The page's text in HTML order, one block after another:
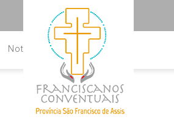
Notícias
Contato